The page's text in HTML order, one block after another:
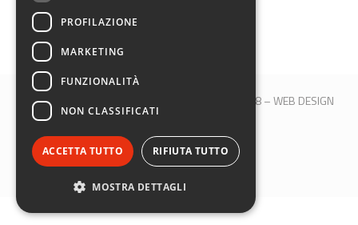
© 2017 QBLOCK® | Bologna | P.IVA 00509121208 –WEB DESIGN
SEGUICI SU:
PROFILAZIONE
MARKETING
FUNZIONALITÀ
NON CLASSIFICATI
ACCETTA TUTTO RIFIUTA TUTTO
MOSTRA DETTAGLI